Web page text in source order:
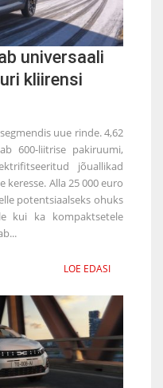
universaali
kliirensi
uue rinde. 4,62
600-liitrise pakiruumi,
jõuallikad
keresse. Alla 25 000 euro
potentsiaalseks ohuks
kui ka kompaktsetele
LOE EDASI